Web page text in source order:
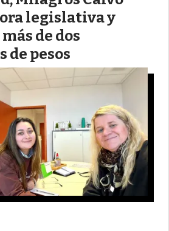
legislativa y
de dos
de pesos